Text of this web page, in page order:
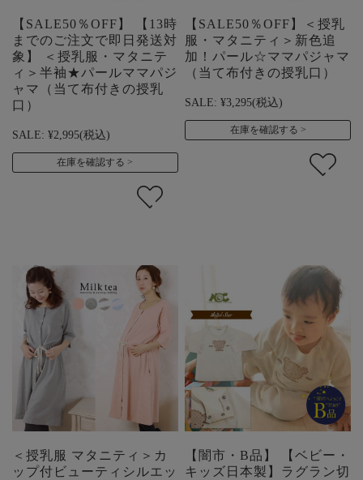
【SALE50％OFF】 【13時
までのご注文で即日発送対
象】 ＜授乳服・マタニテ
ィ＞半袖★パールママパジ
ャマ（当て布付きの授乳
口）
SALE: ¥2,995(税込)
在庫を確認する
【SALE50％OFF】＜授乳
服・マタニティ＞新色追
加！パール☆ママパジャマ
（当て布付きの授乳口）
SALE: ¥3,295(税込)
在庫を確認する
＜授乳服 マタニティ＞カ
ップ付ビューティシルエッ
【闇市・B品】 【ベビー・
キッズ日本製】ラグラン切